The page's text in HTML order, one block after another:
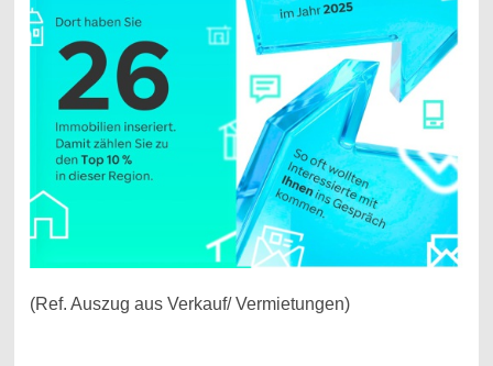
(Ref. Auszug aus Verkauf/ Vermietungen)